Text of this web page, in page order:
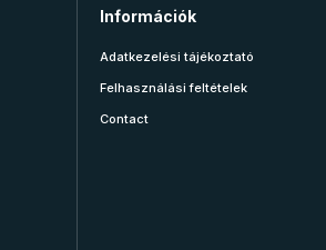
Információk
Adatkezelési tájékoztató
Felhasználási feltételek
Contact